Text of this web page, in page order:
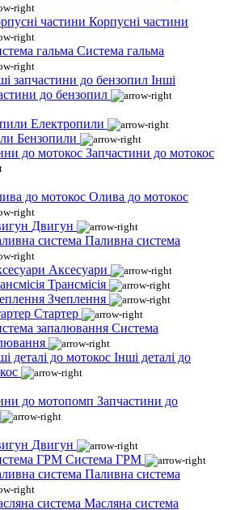
Корпусні частини
Система гальма
Інші
до бензопил
Електропили
Бензопили
Запчастини до мотокос
Олива до мотокос
Двигун
Паливна система
Аксесуари
Трансмісія
Зчеплення
Стартер
Система
Інші деталі до
Запчастини до
Двигун
Система ГРМ
Паливна система
Масляна система